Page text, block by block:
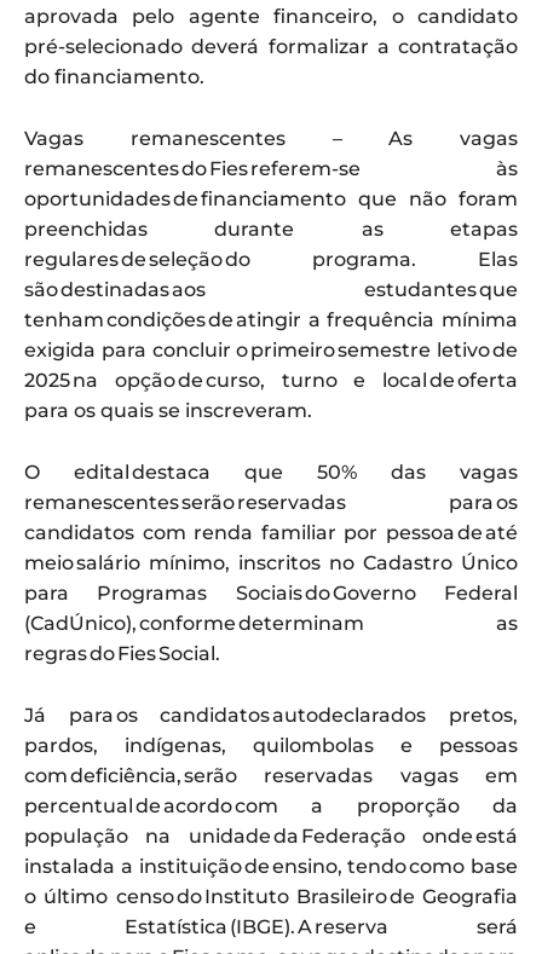
aprovada pelo agente financeiro, o candidato
pré-selecionado deverá formalizar a contratação
do financiamento.
Vagas remanescentes – As vagas
remanescentes do Fies referem-se às
oportunidades de financiamento que não foram
preenchidas durante as etapas
regulares de seleção do programa. Elas
são destinadas aos estudantes que
tenham condições de atingir a frequência mínima
exigida para concluir o primeiro semestre letivo de
2025 na opção de curso, turno e local de oferta
para os quais se inscreveram.
O edital destaca que 50% das vagas
remanescentes serão reservadas para os
candidatos com renda familiar por pessoa de até
meio salário mínimo, inscritos no Cadastro Único
para Programas Sociais do Governo Federal
(CadÚnico), conforme determinam as
regras do Fies Social.
Já para os candidatos autodeclarados pretos,
pardos, indígenas, quilombolas e pessoas
com deficiência, serão reservadas vagas em
percentual de acordo com a proporção da
população na unidade da Federação onde está
instalada a instituição de ensino, tendo como base
o último censo do Instituto Brasileiro de Geografia
e Estatística (IBGE). A reserva será